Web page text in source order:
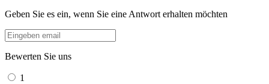
Geben Sie es ein, wenn Sie eine Antwort erhalten möchten
Bewerten Sie uns
1